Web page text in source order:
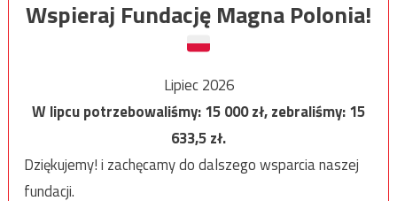
Wspieraj Fundację Magna Polonia!
Lipiec 2026
W lipcu potrzebowaliśmy:15 000zł, zebraliśmy:15
633,5zł.
Dziękujemy! i zachęcamy do dalszego wsparcia naszej
fundacji.